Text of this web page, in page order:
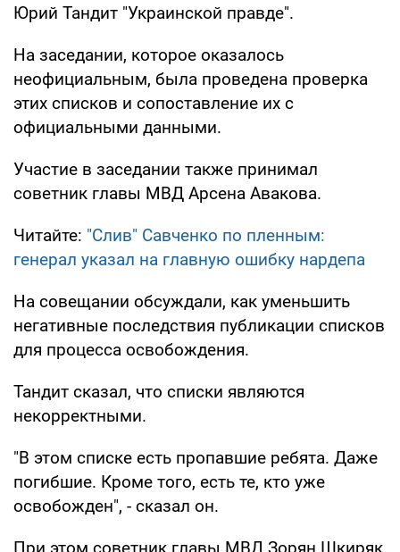
Юрий Тандит "Украинской правде".
На заседании, которое оказалось
неофициальным, была проведена проверка
этих списков и сопоставление их с
официальными данными.
Участие в заседании также принимал
советник главы МВД Арсена Авакова.
Читайте: "Слив" Савченко по пленным:
генерал указал на главную ошибку нардепа
На совещании обсуждали, как уменьшить
негативные последствия публикации списков
для процесса освобождения.
Тандит сказал, что списки являются
некорректными.
"В этом списке есть пропавшие ребята. Даже
погибшие. Кроме того, есть те, кто уже
освобожден", - сказал он.
При этом советник главы МВД Зорян Шкиряк